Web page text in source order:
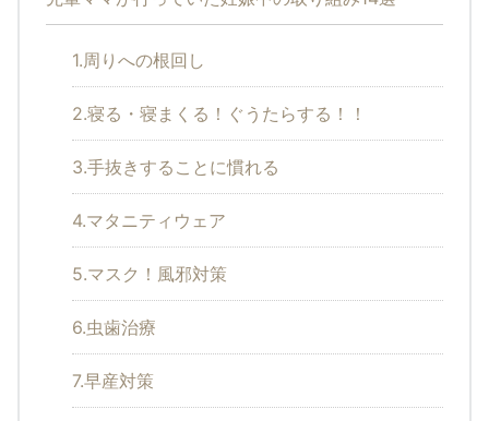
1.周りへの根回し
2.寝る・寝まくる！ぐうたらする！！
3.手抜きすることに慣れる
4.マタニティウェア
5.マスク！風邪対策
6.虫歯治療
7.早産対策